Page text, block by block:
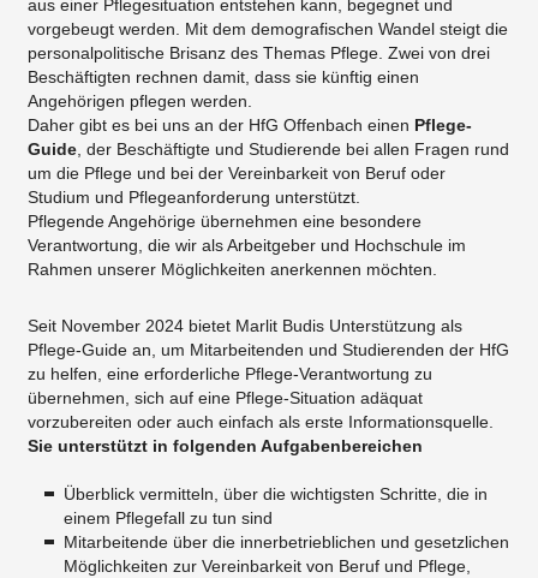
aus einer Pflegesituation entstehen kann, begegnet und
vorgebeugt werden. Mit dem demografischen Wandel steigt die
personalpolitische Brisanz des Themas Pflege. Zwei von drei
Beschäftigten rechnen damit, dass sie künftig einen
Angehörigen pflegen werden.
Daher gibt es bei uns an der HfG Offenbach einen Pflege-
Guide, der Beschäftigte und Studierende bei allen Fragen rund
um die Pflege und bei der Vereinbarkeit von Beruf oder
Studium und Pflegeanforderung unterstützt.
Pflegende Angehörige übernehmen eine besondere
Verantwortung, die wir als Arbeitgeber und Hochschule im
Rahmen unserer Möglichkeiten anerkennen möchten.
Seit November 2024 bietet Marlit Budis Unterstützung als
Pflege-Guide an, um Mitarbeitenden und Studierenden der HfG
zu helfen, eine erforderliche Pflege-Verantwortung zu
übernehmen, sich auf eine Pflege-Situation adäquat
vorzubereiten oder auch einfach als erste Informationsquelle.
Sie unterstützt in folgenden Aufgabenbereichen
Überblick vermitteln, über die wichtigsten Schritte, die in
einem Pflegefall zu tun sind
Mitarbeitende über die innerbetrieblichen und gesetzlichen
Möglichkeiten zur Vereinbarkeit von Beruf und Pflege,